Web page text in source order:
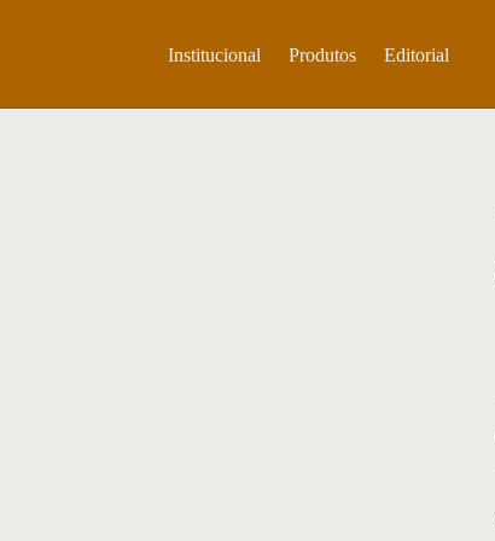
Institucional Produtos Editorial